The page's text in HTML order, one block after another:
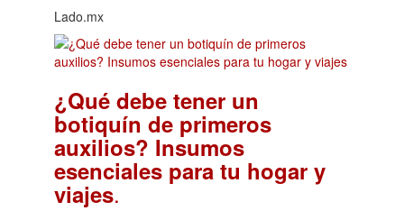
Lado.mx
¿Qué debe tener un
botiquín de primeros
auxilios? Insumos
esenciales para tu hogar y
viajes.